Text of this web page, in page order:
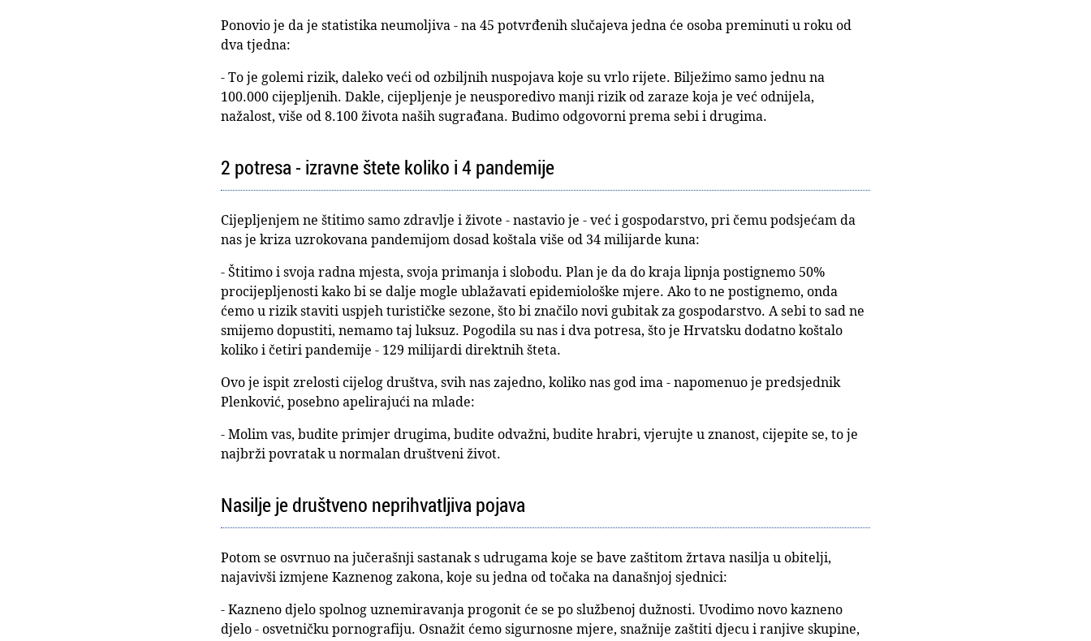
Ponovio je da je statistika neumoljiva - na 45 potvrđenih slučajeva jedna će osoba preminuti u roku od
dva tjedna:
- To je golemi rizik, daleko veći od ozbiljnih nuspojava koje su vrlo rijete. Bilježimo samo jednu na
100.000 cijepljenih. Dakle, cijepljenje je neusporedivo manji rizik od zaraze koja je već odnijela,
nažalost, više od 8.100 života naših sugrađana. Budimo odgovorni prema sebi i drugima.
2 potresa - izravne štete koliko i 4 pandemije
Cijepljenjem ne štitimo samo zdravlje i živote - nastavio je - već i gospodarstvo, pri čemu podsjećam da
nas je kriza uzrokovana pandemijom dosad koštala više od 34 milijarde kuna:
- Štitimo i svoja radna mjesta, svoja primanja i slobodu. Plan je da do kraja lipnja postignemo 50%
procijepljenosti kako bi se dalje mogle ublažavati epidemiološke mjere. Ako to ne postignemo, onda
ćemo u rizik staviti uspjeh turističke sezone, što bi značilo novi gubitak za gospodarstvo. A sebi to sad ne
smijemo dopustiti, nemamo taj luksuz. Pogodila su nas i dva potresa, što je Hrvatsku dodatno koštalo
koliko i četiri pandemije - 129 milijardi direktnih šteta.
Ovo je ispit zrelosti cijelog društva, svih nas zajedno, koliko nas god ima - napomenuo je predsjednik
Plenković, posebno apelirajući na mlade:
- Molim vas, budite primjer drugima, budite odvažni, budite hrabri, vjerujte u znanost, cijepite se, to je
najbrži povratak u normalan društveni život.
Nasilje je društveno neprihvatljiva pojava
Potom se osvrnuo na jučerašnji sastanak s udrugama koje se bave zaštitom žrtava nasilja u obitelji,
najavivši izmjene Kaznenog zakona, koje su jedna od točaka na današnjoj sjednici:
- Kazneno djelo spolnog uznemiravanja progonit će se po službenoj dužnosti. Uvodimo novo kazneno
djelo - osvetničku pornografiju. Osnažit ćemo sigurnosne mjere, snažnije zaštiti djecu i ranjive skupine,